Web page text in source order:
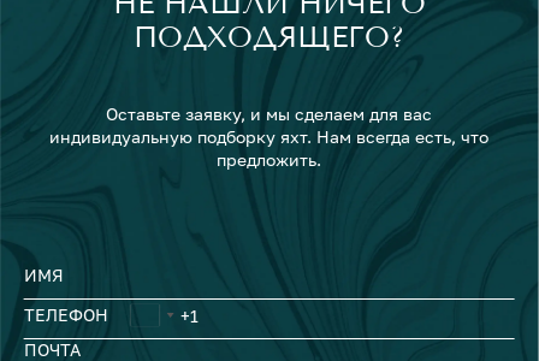
ПОДХОДЯЩЕГО?
Оставьте заявку, и мы сделаем для вас
индивидуальную подборку яхт. Нам всегда есть, что
предложить.
ИМЯ
ТЕЛЕФОН
ПОЧТА